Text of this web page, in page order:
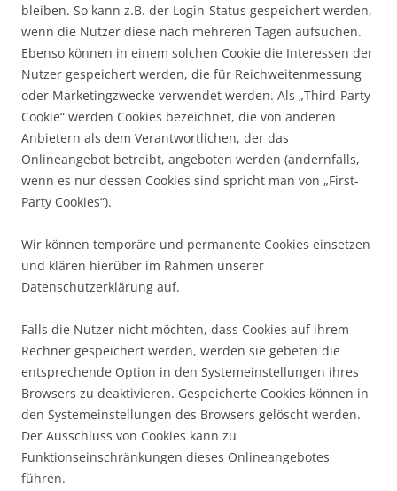
bleiben. So kann z.B. der Login-Status gespeichert werden,
wenn die Nutzer diese nach mehreren Tagen aufsuchen.
Ebenso können in einem solchen Cookie die Interessen der
Nutzer gespeichert werden, die für Reichweitenmessung
oder Marketingzwecke verwendet werden. Als „Third-Party-
Cookie“ werden Cookies bezeichnet, die von anderen
Anbietern als dem Verantwortlichen, der das
Onlineangebot betreibt, angeboten werden (andernfalls,
wenn es nur dessen Cookies sind spricht man von „First-
Party Cookies“).
Wir können temporäre und permanente Cookies einsetzen
und klären hierüber im Rahmen unserer
Datenschutzerklärung auf.
Falls die Nutzer nicht möchten, dass Cookies auf ihrem
Rechner gespeichert werden, werden sie gebeten die
entsprechende Option in den Systemeinstellungen ihres
Browsers zu deaktivieren. Gespeicherte Cookies können in
den Systemeinstellungen des Browsers gelöscht werden.
Der Ausschluss von Cookies kann zu
Funktionseinschränkungen dieses Onlineangebotes
führen.